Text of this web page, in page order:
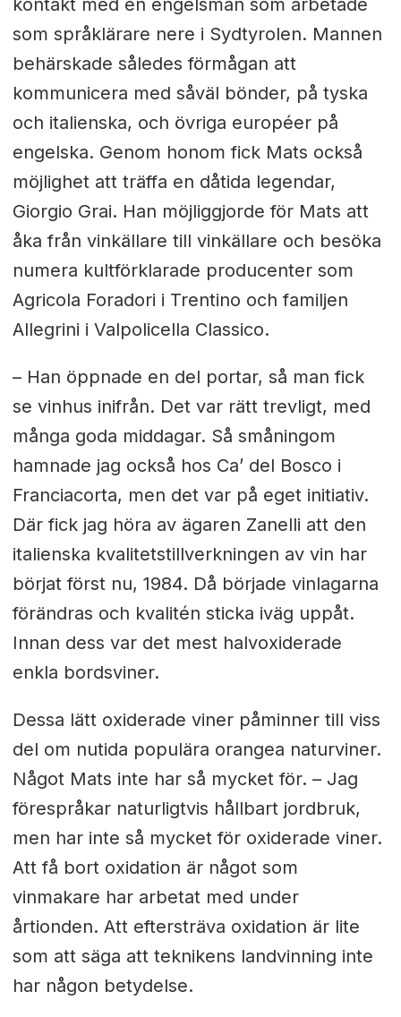
kontakt med en engelsman som arbetade
som språklärare nere i Sydtyrolen. Mannen
behärskade således förmågan att
kommunicera med såväl bönder, på tyska
och italienska, och övriga européer på
engelska. Genom honom fick Mats också
möjlighet att träffa en dåtida legendar,
Giorgio Grai. Han möjliggjorde för Mats att
åka från vinkällare till vinkällare och besöka
numera kultförklarade producenter som
Agricola Foradori i Trentino och familjen
Allegrini i Valpolicella Classico.
– Han öppnade en del portar, så man fick
se vinhus inifrån. Det var rätt trevligt, med
många goda middagar. Så småningom
hamnade jag också hos Ca’ del Bosco i
Franciacorta, men det var på eget initiativ.
Där fick jag höra av ägaren Zanelli att den
italienska kvalitetstillverkningen av vin har
börjat först nu, 1984. Då började vinlagarna
förändras och kvalitén sticka iväg uppåt.
Innan dess var det mest halvoxiderade
enkla bordsviner.
Dessa lätt oxiderade viner påminner till viss
del om nutida populära orangea naturviner.
Något Mats inte har så mycket för. – Jag
förespråkar naturligtvis hållbart jordbruk,
men har inte så mycket för oxiderade viner.
Att få bort oxidation är något som
vinmakare har arbetat med under
årtionden. Att eftersträva oxidation är lite
som att säga att teknikens landvinning inte
har någon betydelse.